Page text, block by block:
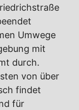
Umwege
mit
durch.
von über
findet
für